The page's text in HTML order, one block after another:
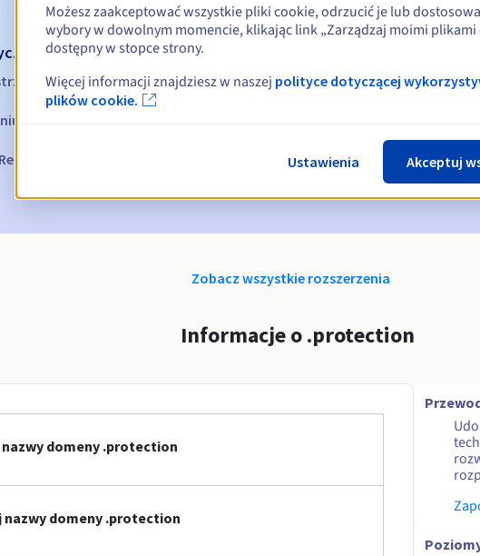
powiadomienia:
60, 30, 15, 7 i 3 dni przed datą wygaśnięcia
wygaśnięcia
Grace Period powiadamiający o usunięciu nazwy domeny
Zobacz wszystkie rozszerzenia
Informacje o .protection
domeny .protection
nazwy domeny .protection
Możesz zaakceptować wszystkie pliki cookie, odrzucić je lub
wybory w dowolnym momencie, klikając link „Zarządzaj moimi plikami
dostępny w stopce strony.
Więcej informacji znajdziesz w naszej polityce dotyczącej
plików cookie.
Ustawienia Akceptuj